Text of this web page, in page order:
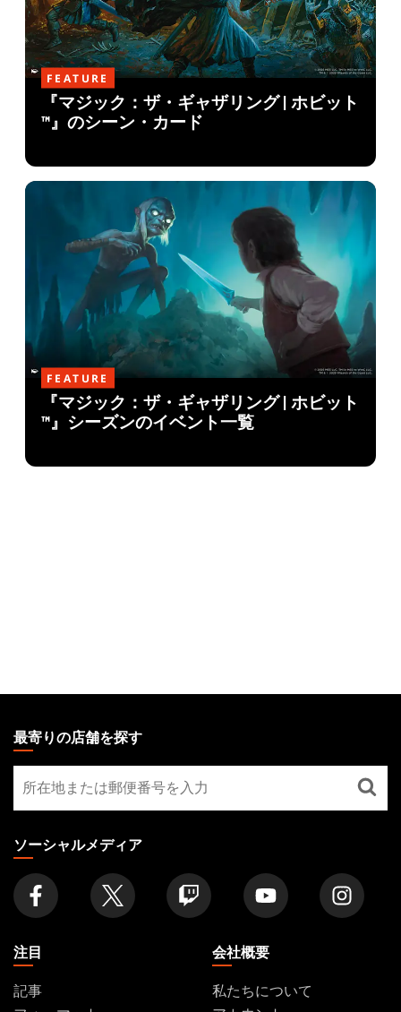
FEATURE
『マジック：ザ・ギャザリング | ホビット
™』のシーン・カード
FEATURE
『マジック：ザ・ギャザリング | ホビット
™』シーズンのイベント一覧
THE
GATHERING
FOOTER
最寄りの店舗を探す
寄
り
の
店
舗
を
探
ソーシャルメディア
注目
記事
会社概要
私たちについて